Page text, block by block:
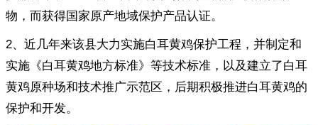
物，而获得国家原产地域保护产品认证。
2、近几年来该县大力实施白耳黄鸡保护工程，并制定和
实施《白耳黄鸡地方标准》等技术标准，以及建立了白耳
黄鸡原种场和技术推广示范区，后期积极推进白耳黄鸡的
保护和开发。